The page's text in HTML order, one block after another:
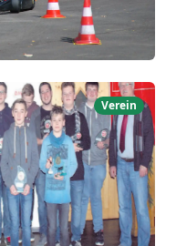
Verein